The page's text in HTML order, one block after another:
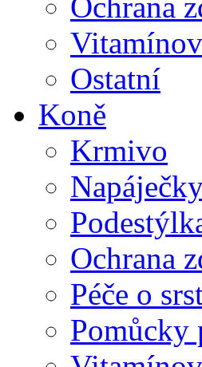
Ochrana
Ostatní
Koně
Krmivo
Ochrana
Péče o
Pomůcky